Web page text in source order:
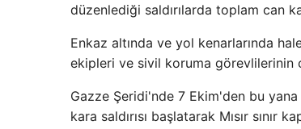
düzenlediği saldırılarda toplam can
Enkaz altında ve yol kenarlarında
ekipleri ve sivil koruma görevlilerinin
Gazze Şeridi'nde 7 Ekim'den bu yana
kara saldırısı başlatarak Mısır sınır